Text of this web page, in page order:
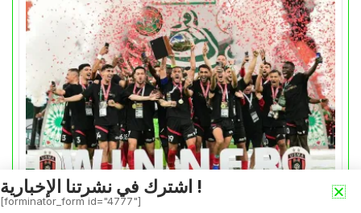
كأس الكونفدرالية اشترك في نشرتنا الإخبارية !
[forminator_form id="4777"]